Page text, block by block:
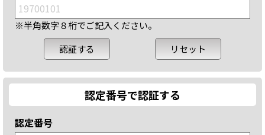
※半角数字８桁でご記入ください。
認定番号で認証する
認定番号